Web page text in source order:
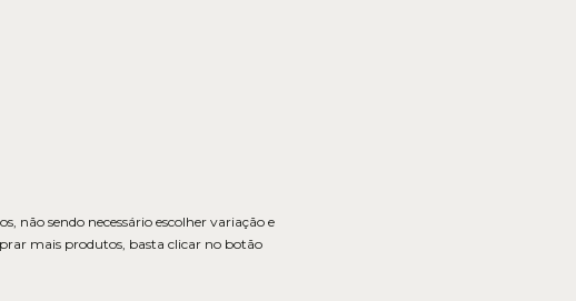
não sendo necessário escolher variação e
mais produtos, basta clicar no botão